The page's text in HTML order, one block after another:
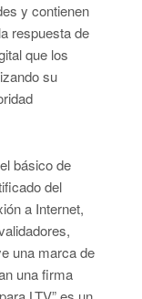
y contienen
respuesta de
que los
su
básico de
del
a Internet,
una marca de
una firma